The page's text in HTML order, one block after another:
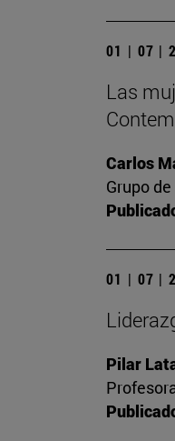
01 | 07 |
Las
Carlos
Grupo
01 | 07 |
Pilar